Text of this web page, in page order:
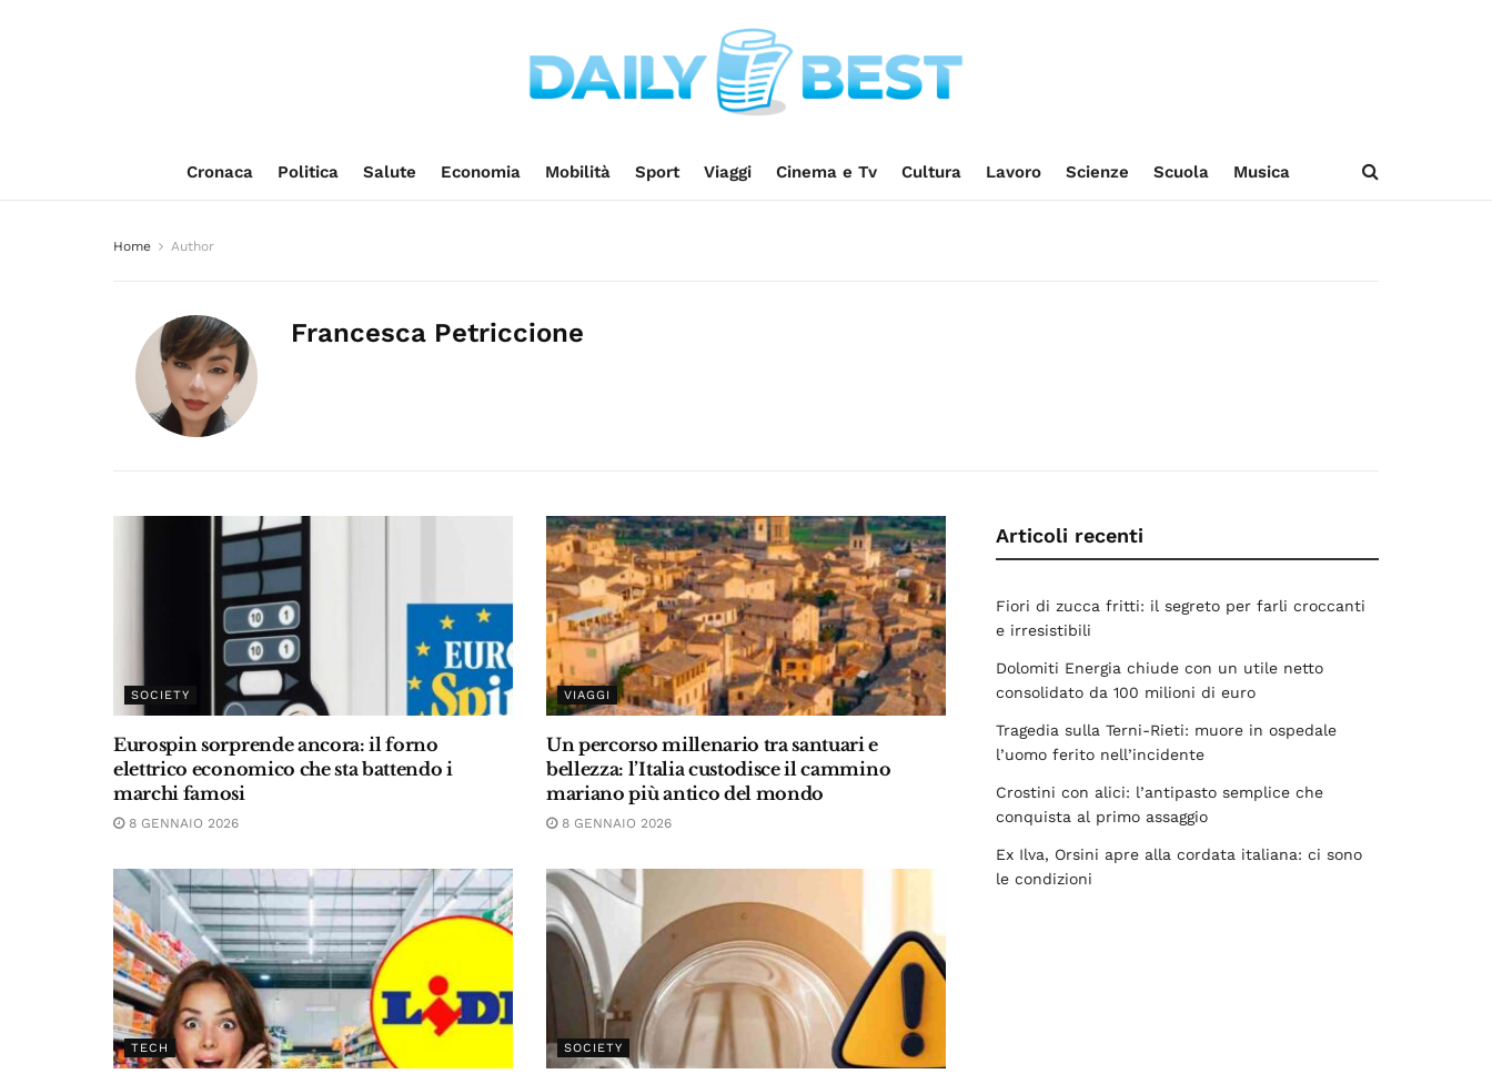
Cronaca Politica Salute Economia Mobilità Sport Viaggi Cinema e Tv Cultura Lavoro Scienze Scuola Musica
Home Author
Francesca Petriccione
SOCIETY
Eurospin sorprende ancora: il forno
elettrico economico che sta battendo i
marchi famosi
8 GENNAIO 2026
VIAGGI
Un percorso millenario tra santuari e
bellezza: l’Italia custodisce il cammino
mariano più antico del mondo
8 GENNAIO 2026
TECH SOCIETY
Articoli recenti
Fiori di zucca fritti: il segreto per farli croccanti
e irresistibili
Dolomiti Energia chiude con un utile netto
consolidato da 100 milioni di euro
Tragedia sulla Terni-Rieti: muore in ospedale
l’uomo ferito nell’incidente
Crostini con alici: l’antipasto semplice che
conquista al primo assaggio
Ex Ilva, Orsini apre alla cordata italiana: ci sono
le condizioni